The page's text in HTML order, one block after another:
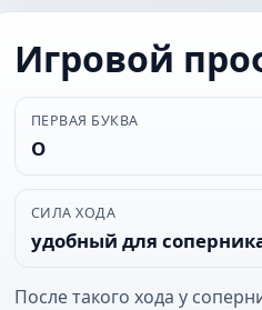
Игровой
ПЕРВАЯ БУКВА
О
СИЛА ХОДА
удобный для
После такого хода у